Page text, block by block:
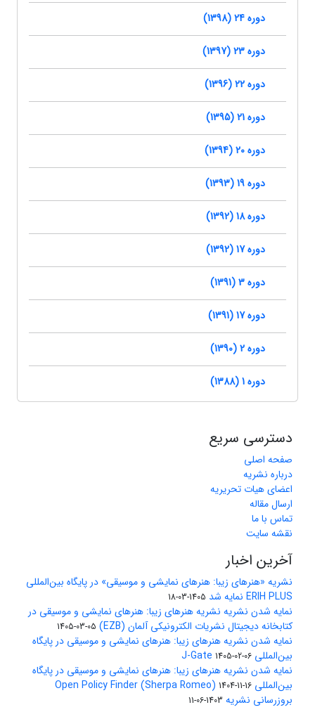
دوره 24 (1398)
دوره 23 (1397)
دوره 22 (1396)
دوره 21 (1395)
دوره 20 (1394)
دوره 19 (1393)
دوره 18 (1392)
دوره 17 (1392)
دوره 3 (1391)
دوره 17 (1391)
دوره 2 (1390)
دوره 1 (1388)
دسترسی سریع
صفحه اصلی
درباره نشریه
اعضای هیات تحریریه
ارسال مقاله
تماس با ما
نقشه سایت
آخرین اخبار
نشریه «هنرهای زیبا: هنرهای نمایشی و موسیقی» در پایگاه بین‌المللی
ERIH PLUS نمایه شد
1405-03-18
نمایه شدن نشریه نشریه هنرهای زیبا: هنرهای نمایشی و موسیقی در
کتابخانه دیجیتال نشریات الکترونیکی آلمان (EZB)
1405-03-05
نمایه شدن نشریه هنرهای زیبا: هنرهای نمایشی و موسیقی در پایگاه
بین‌المللی J-Gate 1405-02-06
نمایه شدن نشریه هنرهای زیبا: هنرهای نمایشی و موسیقی در پایگاه
بین‌المللی Open Policy Finder (Sherpa Romeo) 1404-11-16
بروزرسانی نشریه 1403-06-11